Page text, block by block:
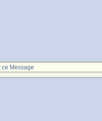
ce Message